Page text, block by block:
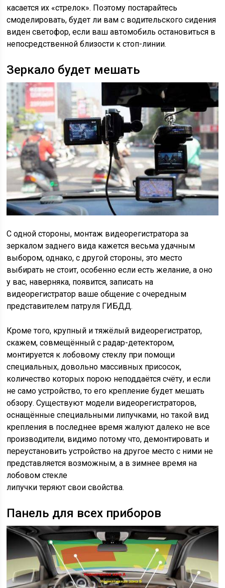
касается их «стрелок». Поэтому постарайтесь
смоделировать, будет ли вам с водительского сидения
виден светофор, если ваш автомобиль остановиться в
непосредственной близости к стоп-линии.
Зеркало будет мешать
С одной стороны, монтаж видеорегистратора за
зеркалом заднего вида кажется весьма удачным
выбором, однако, с другой стороны, это место
выбирать не стоит, особенно если есть желание, а оно
у вас, наверняка, появится, записать на
видеорегистратор ваше общение с очередным
представителем патруля ГИБДД.
Кроме того, крупный и тяжёлый видеорегистратор,
скажем, совмещённый с радар-детектором,
монтируется к лобовому стеклу при помощи
специальных, довольно массивных присосок,
количество которых порою неподдаётся счёту, и если
не само устройство, то его крепление будет мешать
обзору. Существуют модели видеорегистраторов,
оснащённые специальными липучками, но такой вид
крепления в последнее время жалуют далеко не все
производители, видимо потому что, демонтировать и
переустановить устройство на другое место с ними не
представляется возможным, а взимнее время на
лобовом стекле
липучки теряют свои свойства.
Панель для всех приборов